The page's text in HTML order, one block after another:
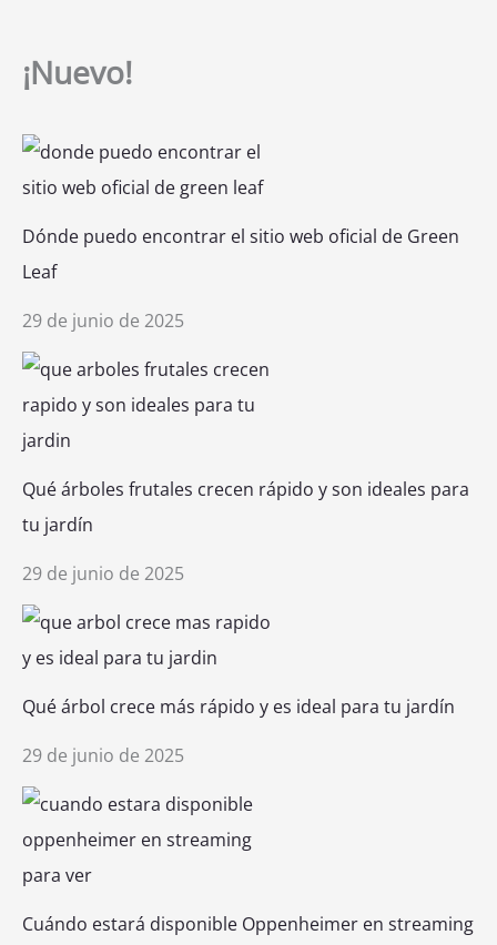
¡Nuevo!
Dónde puedo encontrar el sitio web oficial de Green
Leaf
29 de junio de 2025
Qué árboles frutales crecen rápido y son ideales para
tu jardín
29 de junio de 2025
Qué árbol crece más rápido y es ideal para tu jardín
29 de junio de 2025
Cuándo estará disponible Oppenheimer en streaming